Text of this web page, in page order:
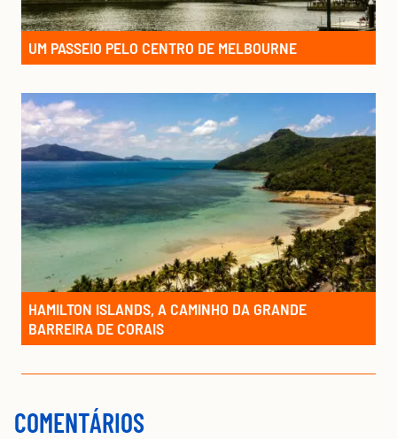
UM PASSEIO PELO CENTRO DE MELBOURNE
HAMILTON ISLANDS, A CAMINHO DA GRANDE
BARREIRA DE CORAIS
COMENTÁRIOS